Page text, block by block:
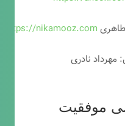
https://nikamooz.com
موفقیت